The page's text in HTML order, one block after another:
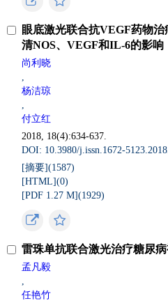
眼底激光联合抗VEGF药物
清NOS、VEGF和IL-6的影响
尚利晓
,
杨洁琼
,
付立红
2018, 18(4):634-637.
DOI: 10.3980/j.issn.1672-
[摘要](1587)
[HTML](0)
[PDF 1.27 M](1929)
雷珠单抗联合激光治疗糖尿
孟凡毅
,
任艳竹